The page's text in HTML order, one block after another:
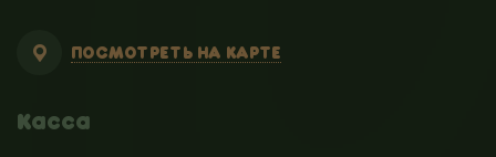
ПОСМОТРЕТЬ НА КАРТЕ
Касса